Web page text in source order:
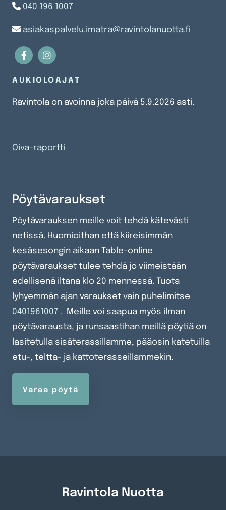
 040 196 1007
 asiakaspalvelu.imatra@ravintolanuotta.fi
AUKIOLOAJAT
Ravintola on avoinna joka päivä 5.9.2026 asti.
Oiva-raportti
Pöytävaraukset
Pöytävarauksen meille voit tehdä kätevästi
netissä. Huomioithan että kiireisimmän
kesäsesongin aikaan Table-online
pöytävaraukset tulee tehdä jo viimeistään
edellisenä iltana klo 20 mennessä. Tuota
lyhyemmän ajan varaukset vain puhelimitse
0401961007 . Meille voi saapua myös ilman
pöytävarausta, ja runsaastihan meillä pöytiä on
lasitetulla sisäterassillamme, pääosin katetuilla
etu-, teltta- ja kattoterasseillammekin.
Varaa pöytä
Ravintola Nuotta